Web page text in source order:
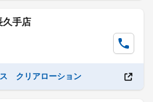
久手店
クリアローション